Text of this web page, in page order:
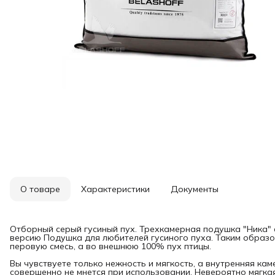
О товаре Характеристики Документы
Отборный серый гусиный пух. Трехкамерная подушка
версию Подушка для любителей гусиного пуха. Таким
перовую смесь, а во внешнюю 100% пух птицы.
Вы чувствуете только нежность и мягкость, а внутренняя
совершенно не мнется при использовании. Невероятно